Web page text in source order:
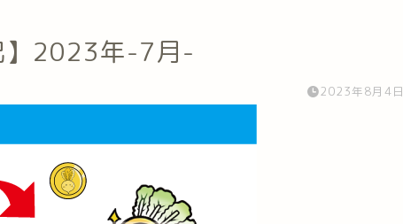
】2023年-7月-
2023年8月4日